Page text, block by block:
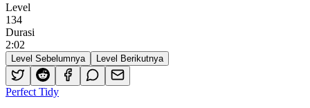
Level
134
Durasi
2:02
Level Sebelumnya Level Berikutnya
Perfect Tidy